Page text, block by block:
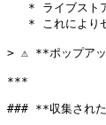
> ⚠️ **ポップアッ
***
### **収集された